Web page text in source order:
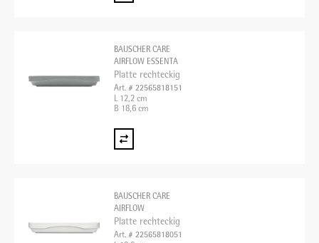
BAUSCHER CARE
AIRFLOW ESSENTA
Platte rechteckig
Art. # 22565818151
L 12,2 cm
B 18,6 cm
BAUSCHER CARE
AIRFLOW
Platte rechteckig
Art. # 22565818051